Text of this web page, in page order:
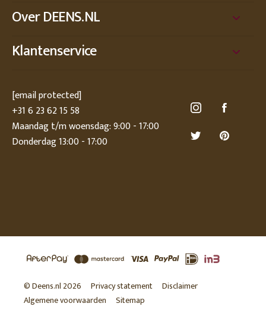
Over DEENS.NL
Klantenservice
[email protected]
+31 6 23 62 15 58
Maandag t/m woensdag: 9:00 - 17:00
Donderdag 13:00 - 17:00
© Deens.nl 2026 Privacy statement
Disclaimer
Algemene voorwaarden
Sitemap